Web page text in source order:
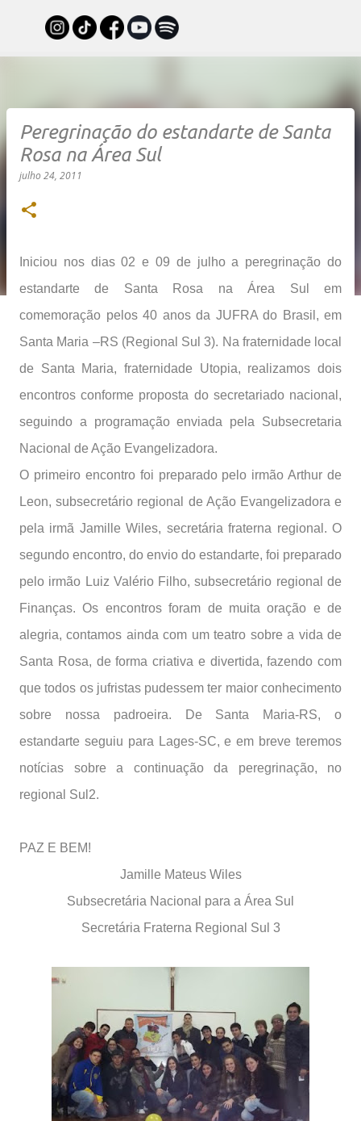
Pular para o conteúdo principal
Peregrinação do estandarte de Santa
Rosa na Área Sul
julho 24, 2011
Iniciou nos dias 02 e 09 de julho a peregrinação do
estandarte de Santa Rosa na Área Sul em
comemoração pelos 40 anos da JUFRA do Brasil, em
Santa Maria –RS (Regional Sul 3). Na fraternidade local
de Santa Maria, fraternidade Utopia, realizamos dois
encontros conforme proposta do secretariado nacional,
seguindo a programação enviada pela Subsecretaria
Nacional de Ação Evangelizadora.
O primeiro encontro foi preparado pelo irmão Arthur de
Leon, subsecretário regional de Ação Evangelizadora e
pela irmã Jamille Wiles, secretária fraterna regional. O
segundo encontro, do envio do estandarte, foi preparado
pelo irmão Luiz Valério Filho, subsecretário regional de
Finanças. Os encontros foram de muita oração e de
alegria, contamos ainda com um teatro sobre a vida de
Santa Rosa, de forma criativa e divertida, fazendo com
que todos os jufristas pudessem ter maior conhecimento
sobre nossa padroeira.
De Santa Maria-RS, o
estandarte seguiu para Lages-SC, e em breve teremos
notícias sobre a continuação da peregrinação, no
regional Sul2.
PAZ E BEM!
Jamille Mateus Wiles
Subsecretária Nacional para a Área Sul
Secretária Fraterna Regional Sul 3